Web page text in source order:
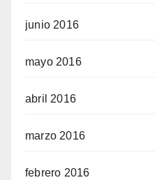
junio 2016
mayo 2016
abril 2016
marzo 2016
febrero 2016